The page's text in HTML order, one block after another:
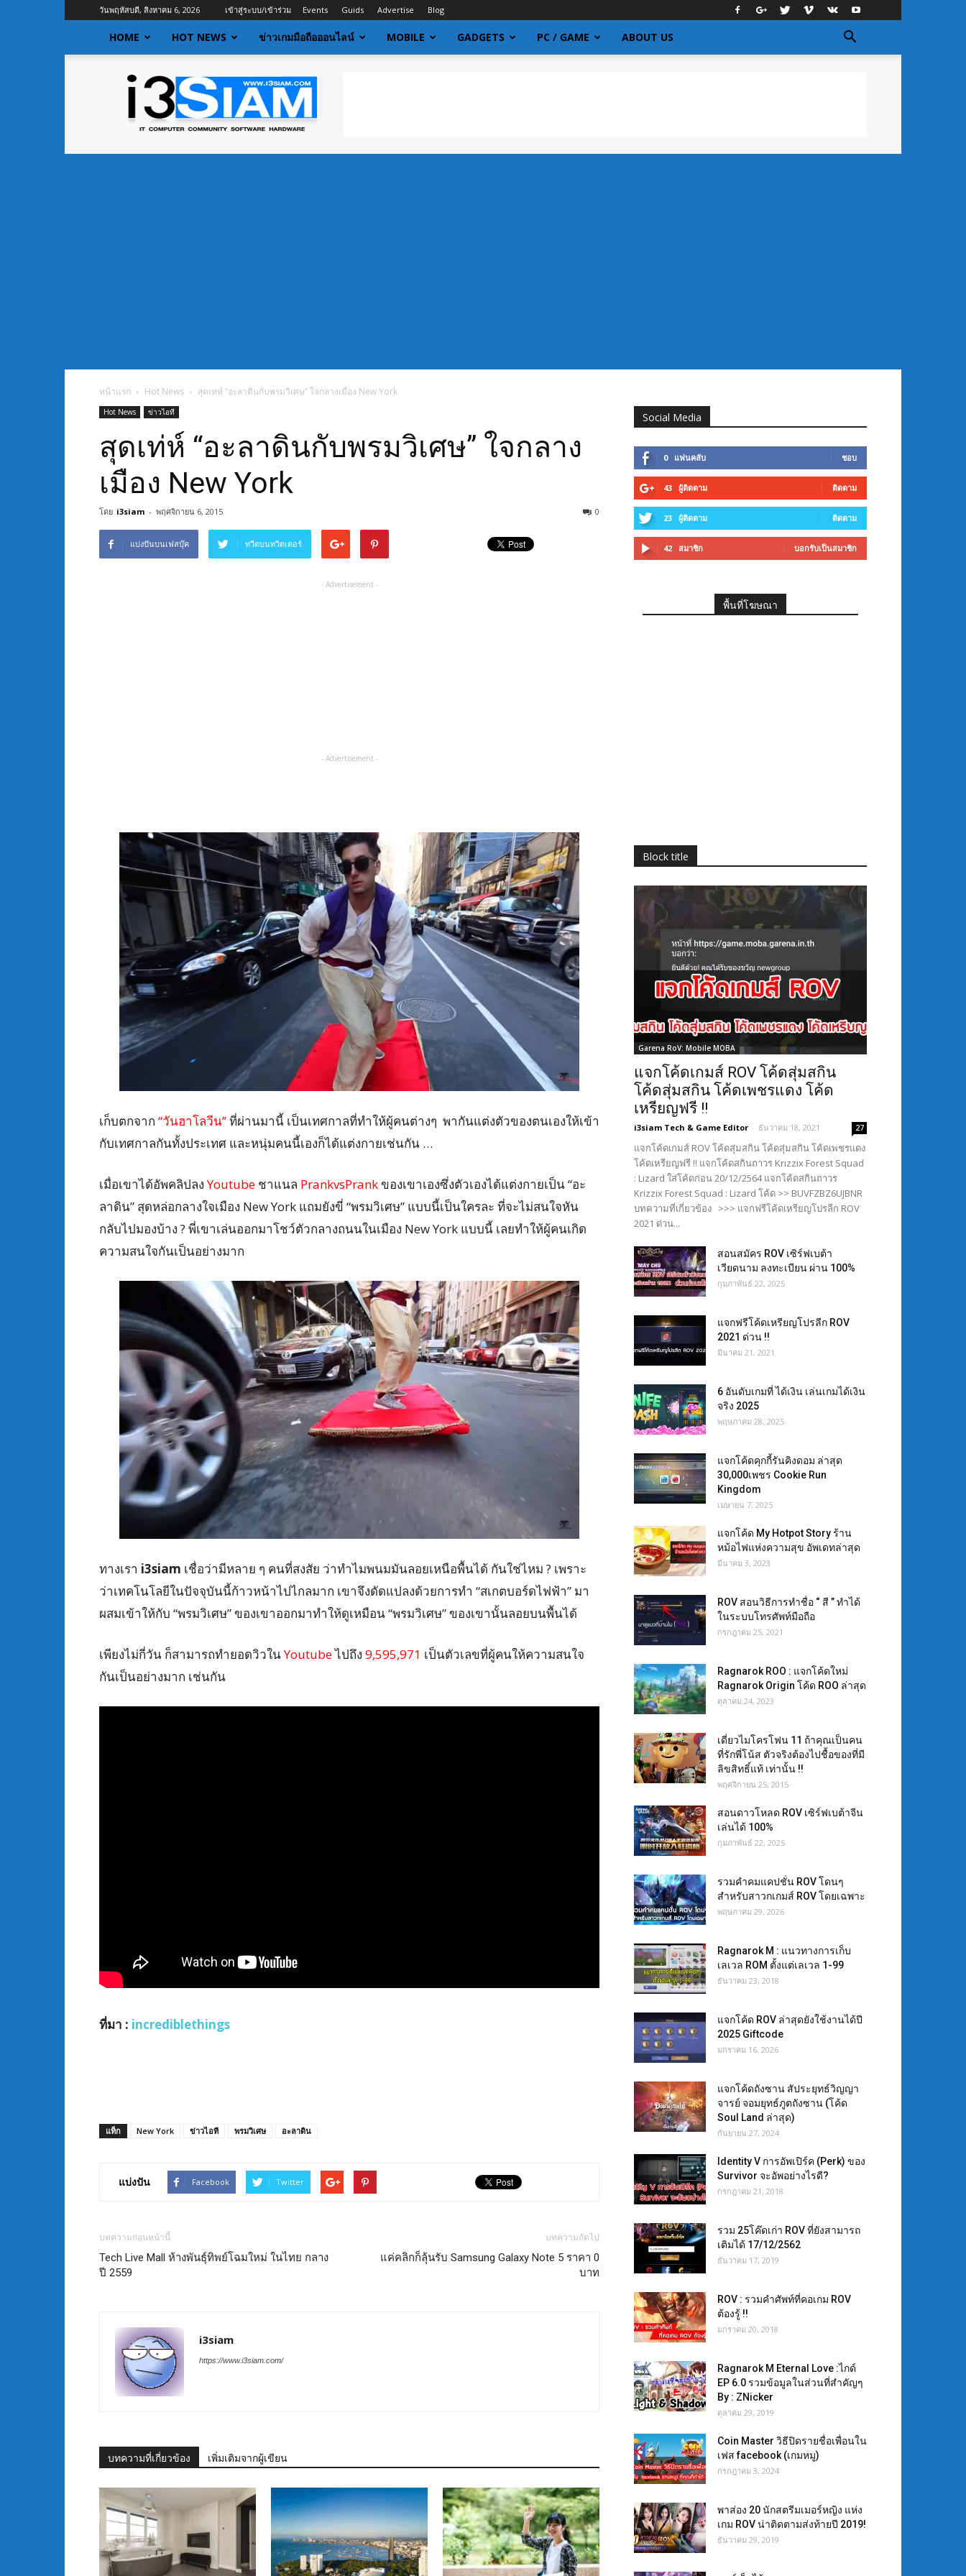
วันพฤหัสบดี, สิงหาคม 6, 2026 เข้าสู่ระบบ/เข้าร่วม Events Guids Advertise Blog
HOME HOT NEWS ข่าวเกมมือถือออนไลน์ MOBILE GADGETS PC / GAME ABOUT US
I3siam
ข่าว
ไอที
ข้อมูล
หน้าแรก Hot News สุดเท่ห์ “อะลาดินกับพรมวิเศษ” ใจกลางเมือง New York
Hot News ข่าวไอที
สุดเท่ห์ “อะลาดินกับพรมวิเศษ” ใจกลาง
เมือง New York
โดย i3siam - พฤศจิกายน 6, 2015 0
แบ่งปันบนเฟสบุ๊ค ทวีตบนทวิตเตอร์
- Advertisement -
- Advertisement -
เก็บตกจาก “วันฮาโลวีน”ที่ผ่านมานี้ เป็นเทศกาลที่ทำให้ผู้คนต่างๆ พากันแต่งตัวของตนเองให้เข้า
กับเทศกาลกันทั้งประเทศ และหนุ่มคนนี้เองก็ได้แต่งกายเช่นกัน …
เมื่อเขาได้อัพคลิปลงYoutube ชาแนล PrankvsPrankของเขาเองซึ่งตัวเองได้แต่งกายเป็น “อะ
ลาดิน” สุดหล่อกลางใจเมือง New York แถมยังขี่ “พรมวิเศษ” แบบนี้เป็นใครละ ที่จะไม่สนใจหัน
กลับไปมองบ้าง ? พี่เขาเล่นออกมาโชว์ตัวกลางถนนในเมือง New York แบบนี้ เลยทำให้ผู้คนเกิด
ความสนใจกันเป็นอย่างมาก
ทางเรา i3siam เชื่อว่ามีหลาย ๆ คนที่สงสัย ว่าทำไมพนมมันลอยเหนือพื้นได้ กันใช่ไหม ? เพราะ
ว่าเทคโนโลยีในปัจจุบันนี้ก้าวหน้าไปไกลมาก เขาจึงดัดแปลงด้วยการทำ “สเกตบอร์ดไฟฟ้า” มา
ผสมเข้าให้กับ “พรมวิเศษ” ของเขาออกมาทำให้ดูเหมือน “พรมวิเศษ” ของเขานั้นลอยบนพื้นได้
เพียงไม่กี่วัน ก็สามารถทำยอดวิวในYoutubeไปถึง 9,595,971 เป็นตัวเลขที่ผู้คนให้ความสนใจ
กันเป็นอย่างมาก เช่นกัน
ที่มา : incrediblethings
แท็ก New York ข่าวไอที พรมวิเศษ อะลาดิน
แบ่งปัน Facebook Twitter
บทความก่อนหน้านี้
Tech Live Mall ห้างพันธุ์ทิพย์โฉมใหม่ ในไทย กลาง
ปี 2559
บทความถัดไป
แค่คลิกก็ลุ้นรับ Samsung Galaxy Note 5 ราคา 0
บาท
i3siam
https://www.i3siam.com/
บทความที่เกี่ยวข้อง เพิ่มเติมจากผู้เขียน
Social Media
0 แฟนคลับ ชอบ
43 ผู้ติดตาม ติดตาม
23 ผู้ติดตาม ติดตาม
42 สมาชิก บอกรับเป็นสมาชิก
พื้นที่โฆษณา
Block title
Garena RoV: Mobile MOBA
แจกโค้ดเกมส์ ROV โค้ดสุ่มสกิน
โค้ดสุ่มสกิน โค้ดเพชรแดง โค้ด
เหรียญฟรี !!
i3siam Tech & Game Editor - ธันวาคม 18, 2021 27
แจกโค้ดเกมส์ ROV โค้ดสุ่มสกิน โค้ดสุ่มสกิน โค้ดเพชรแดง
โค้ดเหรียญฟรี !! แจกโค้ดสกินถาวร Krizzix Forest Squad
: Lizard ใส่โค้ดก่อน 20/12/2564 แจกโค้ดสกินถาวร
Krizzix Forest Squad : Lizard โค้ด >> BUVFZBZ6UJBNR
บทความที่เกี่ยวข้อง >>> แจกฟรีโค้ดเหรียญโปรลีก ROV
2021 ด่วน...
สอนสมัคร ROV เซิร์ฟเบต้า
เวียดนาม ลงทะเบียน ผ่าน 100%
กุมภาพันธ์ 22, 2025
แจกฟรีโค้ดเหรียญโปรลีก ROV
2021 ด่วน !!
มีนาคม 21, 2021
6 อันดับเกมที่ ได้เงิน เล่นเกมได้เงิน
จริง 2025
พฤษภาคม 28, 2025
แจกโค้ดคุกกี้รันคิงดอม ล่าสุด
30,000เพชร Cookie Run
Kingdom
เมษายน 7, 2025
แจกโค้ด My Hotpot Story ร้าน
หม้อไฟแห่งความสุข อัพเดทล่าสุด
มีนาคม 3, 2023
ROV สอนวิธีการทำชื่อ “ สี ” ทำได้
ในระบบโทรศัพท์มือถือ
กรกฎาคม 25, 2021
Ragnarok ROO : แจกโค้ดใหม่
Ragnarok Origin โค้ด ROO ล่าสุด
ตุลาคม 24, 2023
เดี่ยวไมโครโฟน 11 ถ้าคุณเป็นคน
ที่รักพี่โน้ส ตัวจริงต้องไปชื้อของที่มี
ลิขสิทธิ์แท้ เท่านั้น !!
พฤศจิกายน 25, 2015
สอนดาวโหลด ROV เซิร์ฟเบต้าจีน
เล่นได้ 100%
กุมภาพันธ์ 22, 2025
รวมคำคมแคปชั่น ROV โดนๆ
สำหรับสาวกเกมส์ ROV โดยเฉพาะ
พฤษภาคม 29, 2026
Ragnarok M : แนวทางการเก็บ
เลเวล ROM ตั้งแต่เลเวล 1-99
ธันวาคม 23, 2018
แจกโค้ด ROV ล่าสุดยังใช้งานได้ปี
2025 Giftcode
มกราคม 16, 2026
แจกโค้ดถังซาน สัประยุทธ์วิญญา
จารย์ จอมยุทธ์ภูตถังซาน (โค้ด
Soul Land ล่าสุด)
กันยายน 27, 2024
Identity V การอัพเปิร์ค (Perk) ของ
Survivor จะอัพอย่างไรดี?
กรกฎาคม 21, 2018
รวม 25โค๊ดเก่า ROV ที่ยังสามารถ
เติมได้ 17/12/2562
ธันวาคม 17, 2019
ROV : รวมคำศัพท์ที่คอเกม ROV
ต้องรู้ !!
มกราคม 20, 2018
Ragnarok M Eternal Love :ไกด์
EP 6.0 รวมข้อมูลในส่วนที่สำคัญๆ
By : ZNicker
ตุลาคม 29, 2019
Coin Master วิธีปิดรายชื่อเพื่อนใน
เฟส facebook (เกมหมู)
กรกฎาคม 3, 2024
พาส่อง 20 นักสตรีมเมอร์หญิง แห่ง
เกม ROV น่าติดตามส่งท้ายปี 2019!
ธันวาคม 29, 2019